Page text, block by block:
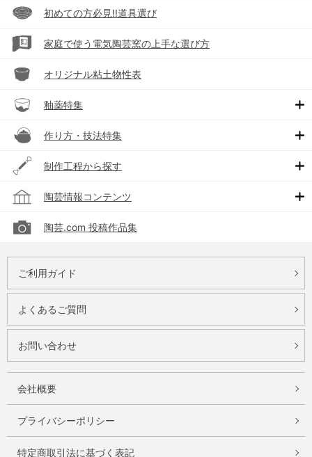
初めての方必見!!道具選び
家庭で使う電気陶芸窯の上手な選び方
オリジナル粘土物性表
釉薬特集
作り方・技法特集
制作工程から探す
陶芸情報コンテンツ
陶芸.com 投稿作品集
ご利用ガイド
よくあるご質問
お問い合わせ
会社概要
プライバシーポリシー
特定商取引法に基づく表記